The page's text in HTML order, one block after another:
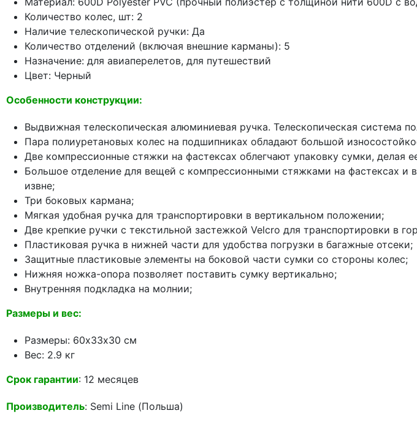
Количество колес, шт: 2
Наличие телескопической ручки: Да
Количество отделений (включая внешние карманы): 5
Назначение: для авиаперелетов, для путешествий
Цвет: Черный
Особенности конструкции:
Выдвижная телескопическая алюминиевая ручка. Телескопическая система
Пара полиуретановых колес на подшипниках обладают большой
Две компрессионные стяжки на фастексах облегчают упаковку сумки,
Большое отделение для вещей с компрессионными стяжками на фастексах и
извне;
Три боковых кармана;
Мягкая удобная ручка для транспортировки в вертикальном положении;
Две крепкие ручки с текстильной застежкой Velcro для транспортировки в
Пластиковая ручка в нижней части для удобства погрузки в багажные отсеки;
Защитные пластиковые элементы на боковой части сумки со стороны колес;
Нижняя ножка-опора позволяет поставить сумку вертикально;
Внутренняя подкладка на молнии;
Размеры и вес:
Размеры: 60х33х30 см
Вес: 2.9 кг
Срок гарантии: 12 месяцев
Производитель: Semi Line (Польша)